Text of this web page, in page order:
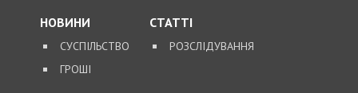
НОВИНИ
СУСПІЛЬСТВО
ГРОШІ
СТАТТІ
РОЗСЛІДУВАННЯ